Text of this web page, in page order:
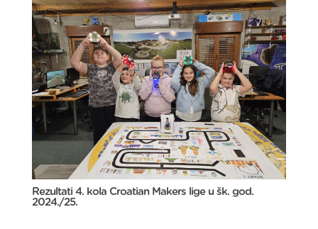
Rezultati 4. kola Croatian Makers lige u šk. god.
2024./25.